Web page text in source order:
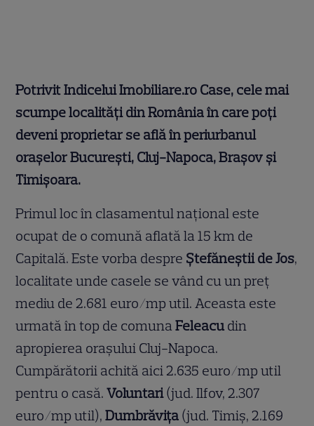
Potrivit Indicelui Imobiliare.ro Case, cele mai
scumpe localități din România în care poți
deveni proprietar se află în periurbanul
orașelor București, Cluj-Napoca, Brașov și
Timișoara.
Primul loc în clasamentul național este
ocupat de o comună aflată la 15 km de
Capitală. Este vorba despre Ștefăneștii de Jos,
localitate unde casele se vând cu un preț
mediu de 2.681 euro/mp util. Aceasta este
urmată în top de comunaFeleacu din
apropierea orașului Cluj-Napoca.
Cumpărătorii achită aici 2.635 euro/mp util
pentru o casă.Voluntari(jud. Ilfov, 2.307
euro/mp util),Dumbrăvița (jud. Timiș, 2.169